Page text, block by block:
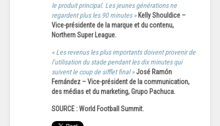
le produit principal. Les jeunes générations ne
regardent plus les 90 minutes » Kelly Shouldice –
Vice-présidente de la marque et du contenu,
Northern Super League.
« Les revenus les plus importants doivent provenir de
l’utilisation du stade pendant les dix minutes qui
suivent le coup de sifflet final » José Ramón
Fernández – Vice-président de la communication,
des médias et du marketing, Grupo Pachuca.
SOURCE : World Football Summit.